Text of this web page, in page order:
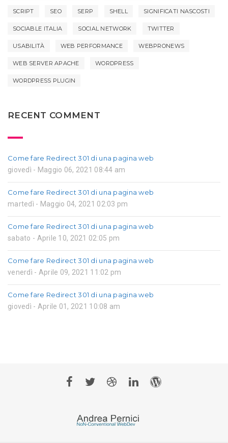
SCRIPT SEO SERP SHELL SIGNIFICATI NASCOSTI
SOCIABLE ITALIA SOCIAL NETWORK TWITTER
USABILITÀ WEB PERFORMANCE WEBPRONEWS
WEB SERVER APACHE WORDPRESS
WORDPRESS PLUGIN
RECENT COMMENT
Come fare Redirect 301 di una pagina web
giovedì - Maggio 06, 2021 08:44 am
Come fare Redirect 301 di una pagina web
martedì - Maggio 04, 2021 02:03 pm
Come fare Redirect 301 di una pagina web
sabato - Aprile 10, 2021 02:05 pm
Come fare Redirect 301 di una pagina web
venerdì - Aprile 09, 2021 11:02 pm
Come fare Redirect 301 di una pagina web
giovedì - Aprile 01, 2021 10:08 am